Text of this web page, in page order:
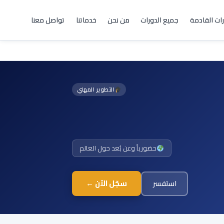
القادمة جميع الدورات من نحن خدماتنا تواصل معنا
التطوير المهني
حضورياً وعن بُعد حول العالم
سجّل الآن ← استفسر